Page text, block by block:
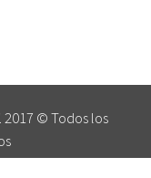
2017 © Todos los